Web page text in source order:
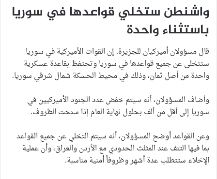
واشنطن ستخلي قواعدها في سوريا
باستثناء واحدة
قال مسؤولان أميركيان للجزيرة، إن القوات الأميركية في سوريا
ستتخلى عن جميع قواعدها في سوريا وتحتفظ بقاعدة عسكرية
واحدة من أصل ثمان، وذلك في محيط الحسكة شمال شرقي سوريا.
وأضاف المسؤولان، أنه سيتم خفض عدد الجنود الأميركيين في
سوريا إلى أقل من ألف بحلول نهاية العام إذا سنحت الظروف.
وعن القواعد أوضح المسؤولان، أنه سيتم التخلي عن جميع القواعد
بما فيها التنف عند المثلث الحدودي مع الأردن والعراق، وأن عملية
الإخلاء ستتطلب عدة أشهر وظروفاً أمنية مناسبة.